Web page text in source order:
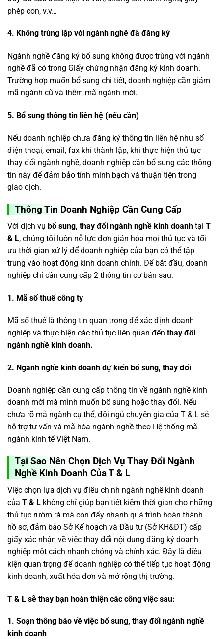
phép con, v.v…
4. Không trùng lặp với ngành nghề đã đăng ký
Ngành nghề đăng ký bổ sung không được trùng với ngành
nghề đã có trong Giấy chứng nhận đăng ký kinh doanh.
Trường hợp muốn bổ sung chi tiết, doanh nghiệp cần giảm
mã ngành cũ và thêm mã ngành mới.
5. Bổ sung thông tin liên hệ (nếu cần)
Nếu doanh nghiệp chưa đăng ký thông tin liên hệ như số
điện thoại, email, fax khi thành lập, khi thực hiện thủ tục
thay đổi ngành nghề, doanh nghiệp cần bổ sung các thông
tin này để đảm bảo tính minh bạch và thuận tiện trong
giao dịch.
Thông Tin Doanh Nghiệp Cần Cung Cấp
Với dịch vụ bổ sung, thay đổi ngành nghề kinh doanh tại T
& L, chúng tôi luôn nỗ lực đơn giản hóa mọi thủ tục và tối
ưu thời gian xử lý để doanh nghiệp của bạn có thể tập
trung vào hoạt động kinh doanh chính. Để bắt đầu, doanh
nghiệp chỉ cần cung cấp 2 thông tin cơ bản sau:
1. Mã số thuế công ty
Mã số thuế là thông tin quan trọng để xác định doanh
nghiệp và thực hiện các thủ tục liên quan đến thay đổi
ngành nghề kinh doanh.
2. Ngành nghề kinh doanh dự kiến bổ sung, thay đổi
Doanh nghiệp cần cung cấp thông tin về ngành nghề kinh
doanh mới mà mình muốn bổ sung hoặc thay đổi. Nếu
chưa rõ mã ngành cụ thể, đội ngũ chuyên gia của T & L sẽ
hỗ trợ tư vấn và mã hóa ngành nghề theo Hệ thống mã
ngành kinh tế Việt Nam.
Tại Sao Nên Chọn Dịch Vụ Thay Đổi Ngành
Nghề Kinh Doanh Của T & L
Việc chọn lựa dịch vụ điều chỉnh ngành nghề kinh doanh
của T & L không chỉ giúp bạn tiết kiệm thời gian cho những
thủ tục rườm rà mà còn đẩy nhanh quá trình hoàn thành
hồ sơ, đảm bảo Sở Kế hoạch và Đầu tư (Sở KH&ĐT) cấp
giấy xác nhận về việc thay đổi nội dung đăng ký doanh
nghiệp một cách nhanh chóng và chính xác. Đây là điều
kiện quan trọng để doanh nghiệp có thể tiếp tục hoạt động
kinh doanh, xuất hóa đơn và mở rộng thị trường.
T & L sẽ thay bạn hoàn thiện các công việc sau:
1. Soạn thông báo về việc bổ sung, thay đổi ngành nghề
kinh doanh